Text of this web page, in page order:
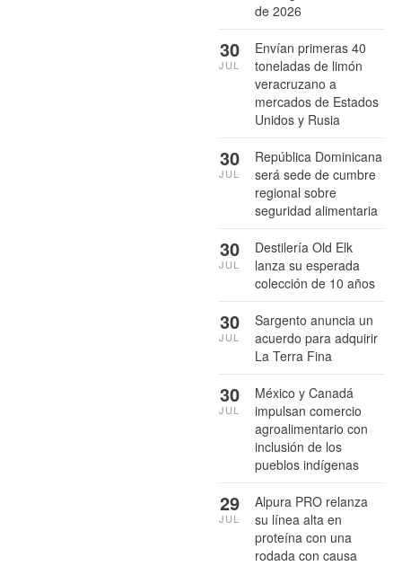
de 2026
Envían primeras 40
toneladas de limón
veracruzano a
mercados de Estados
Unidos y Rusia
30
JUL
República Dominicana
será sede de cumbre
regional sobre
seguridad alimentaria
30
JUL
Destilería Old Elk
lanza su esperada
colección de 10 años
30
JUL
Sargento anuncia un
acuerdo para adquirir
La Terra Fina
30
JUL
México y Canadá
impulsan comercio
agroalimentario con
inclusión de los
pueblos indígenas
30
JUL
Alpura PRO relanza
su línea alta en
proteína con una
rodada con causa
29
JUL